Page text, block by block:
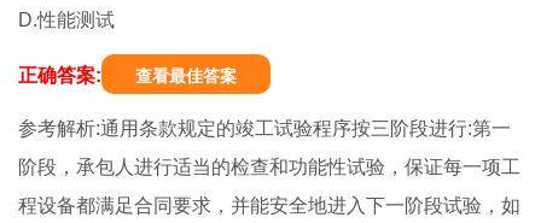
D.性能测试
正确答案: 查看最佳答案
参考解析:通用条款规定的竣工试验程序按三阶段进行:第一
阶段，承包人进行适当的检查和功能性试验，保证每一项工
程设备都满足合同要求，并能安全地进入下一阶段试验，如